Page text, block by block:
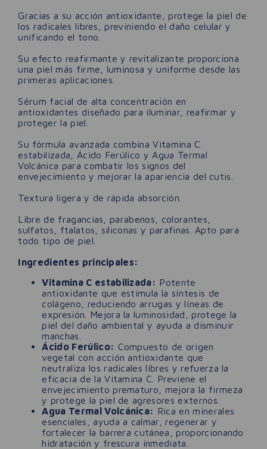
Gracias a su acción antioxidante, protege la piel de
los radicales libres, previniendo el daño celular y
unificando el tono.
Su efecto reafirmante y revitalizante proporciona
una piel más firme, luminosa y uniforme desde las
primeras aplicaciones.
Sérum facial de alta concentración en
antioxidantes diseñado para iluminar, reafirmar y
proteger la piel.
Su fórmula avanzada combina Vitamina C
estabilizada, Ácido Ferúlico y Agua Termal
Volcánica para combatir los signos del
envejecimiento y mejorar la apariencia del cutis.
Textura ligera y de rápida absorción.
Libre de fragancias, parabenos, colorantes,
sulfatos, ftalatos, siliconas y parafinas. Apto para
todo tipo de piel.
Ingredientes principales:
Vitamina C estabilizada: Potente
antioxidante que estimula la síntesis de
colágeno, reduciendo arrugas y líneas de
expresión. Mejora la luminosidad, protege la
piel del daño ambiental y ayuda a disminuir
manchas.
Ácido Ferúlico: Compuesto de origen
vegetal con acción antioxidante que
neutraliza los radicales libres y refuerza la
eficacia de la Vitamina C. Previene el
envejecimiento prematuro, mejora la firmeza
y protege la piel de agresores externos.
Agua Termal Volcánica: Rica en minerales
esenciales, ayuda a calmar, regenerar y
fortalecer la barrera cutánea, proporcionando
hidratación y frescura inmediata.